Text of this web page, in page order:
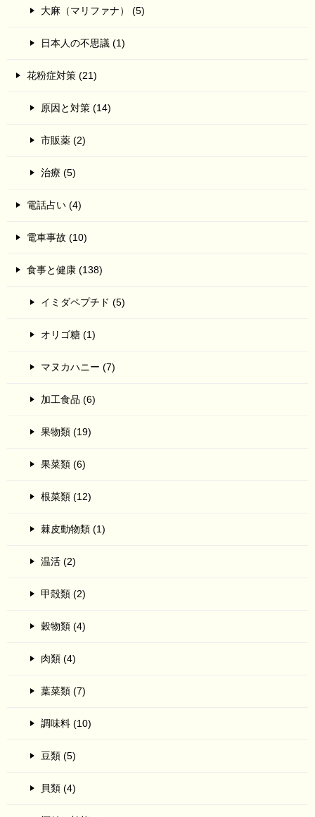
大麻（マリファナ） (5)
日本人の不思議 (1)
花粉症対策 (21)
原因と対策 (14)
市販薬 (2)
治療 (5)
電話占い (4)
電車事故 (10)
食事と健康 (138)
イミダペプチド (5)
オリゴ糖 (1)
マヌカハニー (7)
加工食品 (6)
果物類 (19)
果菜類 (6)
根菜類 (12)
棘皮動物類 (1)
温活 (2)
甲殻類 (2)
穀物類 (4)
肉類 (4)
葉菜類 (7)
調味料 (10)
豆類 (5)
貝類 (4)